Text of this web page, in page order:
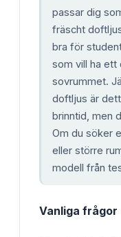
passar dig
fräscht
bra för
som vill ha ett
sovrummet.
doftljus är
brinntid, men
Om du söker
eller större
modell från
Vanliga frågor